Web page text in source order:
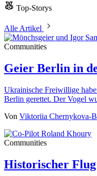
Top-Storys
Alle Artikel
Communities
Geier Berlin in
Ukrainische Freiwillige
Berlin gerettet. Der Vogel
Von Viktoriia Chernykova-
Communities
Historischer